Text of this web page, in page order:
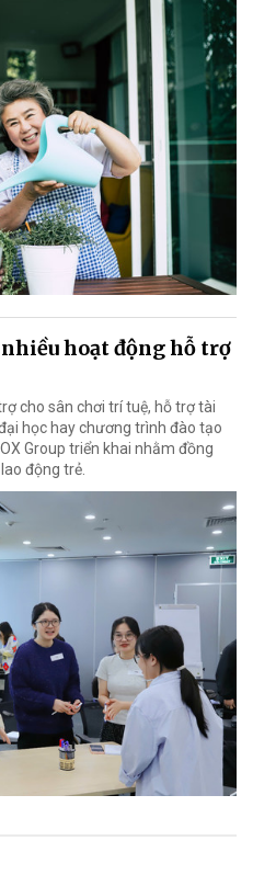
hoạt động hỗ trợ
cho sân chơi trí tuệ, hỗ trợ tài
học hay chương trình đào tạo
Group triển khai nhằm đồng
động trẻ.